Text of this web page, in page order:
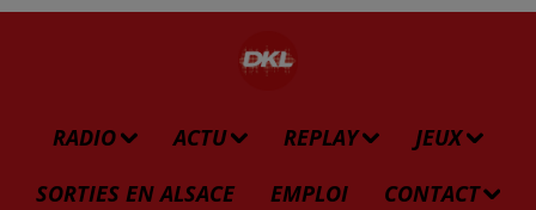
RADIO ACTU REPLAY
JEUX
SORTIES EN ALSACE
EMPLOI CONTACT